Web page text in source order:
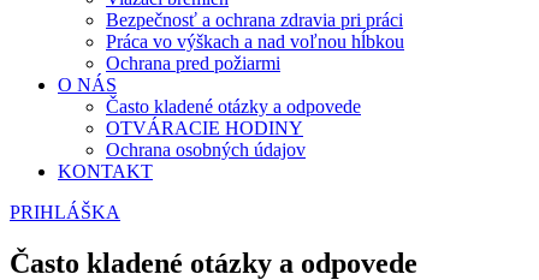
Bezpečnosť a ochrana zdravia pri práci
Práca vo výškach a nad voľnou hĺbkou
Ochrana pred požiarmi
O NÁS
Často kladené otázky a odpovede
OTVÁRACIE HODINY
Ochrana osobných údajov
KONTAKT
PRIHLÁŠKA
Často kladené otázky a odpovede